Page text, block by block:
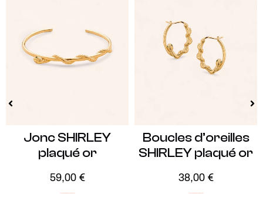
Jonc SHIRLEY
plaqué or
59,00 €
Boucles d’oreilles
SHIRLEY plaqué or
38,00 €